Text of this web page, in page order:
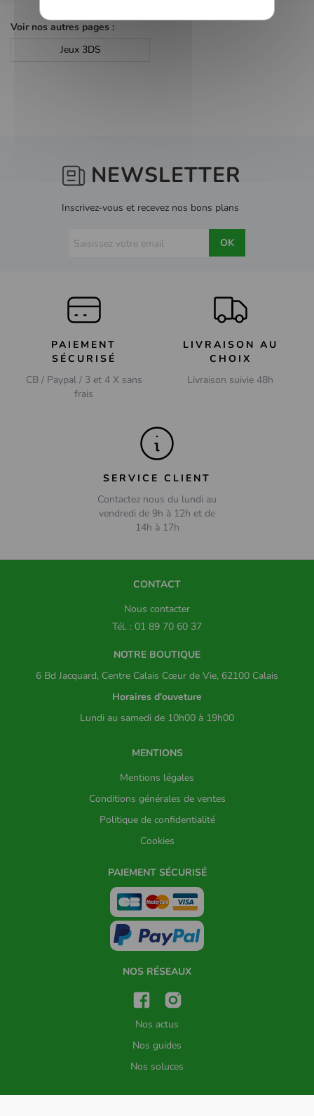
Voir nos autres pages :
Jeux 3DS
NEWSLETTER
Inscrivez-vous et recevez nos bons plans
OK
PAIEMENT
SÉCURISÉ
CB / Paypal / 3 et 4 X sans
frais
LIVRAISON AU
CHOIX
Livraison suivie 48h
SERVICE CLIENT
Contactez nous du lundi au
vendredi de 9h à 12h et de
14h à 17h
CONTACT
Nous contacter
Tél. : 01 89 70 60 37
NOTRE BOUTIQUE
6 Bd Jacquard, Centre Calais Cœur de Vie, 62100 Calais
Horaires d'ouveture
Lundi au samedi de 10h00 à 19h00
MENTIONS
Mentions légales
Conditions générales de ventes
Politique de confidentialité
Cookies
PAIEMENT SÉCURISÉ
NOS RÉSEAUX
Nos actus
Nos guides
Nos soluces